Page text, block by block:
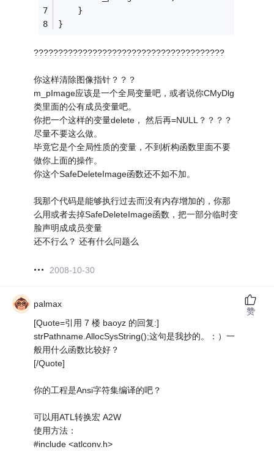
    }
}
???????????????????????????????????????
你这样清除图像指针？？？
m_pImage应该是一个全局变量吧，或者说你CMyDlg
类里面的公有成员变量吧。
你把一个这样的变量delete， 然后再=NULL？？？？
尽量不要这么做。
毕竟它是个全局性质的变量，不到析构函数里面不要
做你上面的操作。
你这个SafeDeleteImage函数还不如不加。
我那个代码是能够执行过去而没有内存增加的，你那
么用或者去掉SafeDeleteImage函数，把一部分临时变
脸声明成成员变量
还不行么？ 还有什么问题么
2008-10-30
palmax
[Quote=引用 7 楼 baoyz 的回复:]
strPathname.AllocSysString();这句是我抄的。：）一
般用什么函数比较好？
[/Quote]
你的工程是Ansi字符集编译的吧？
可以用ATL转换宏 A2W
使用方法：
#include <atlconv.h>
赞